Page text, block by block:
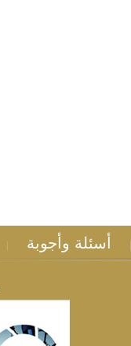
أسئلة وأجوبة